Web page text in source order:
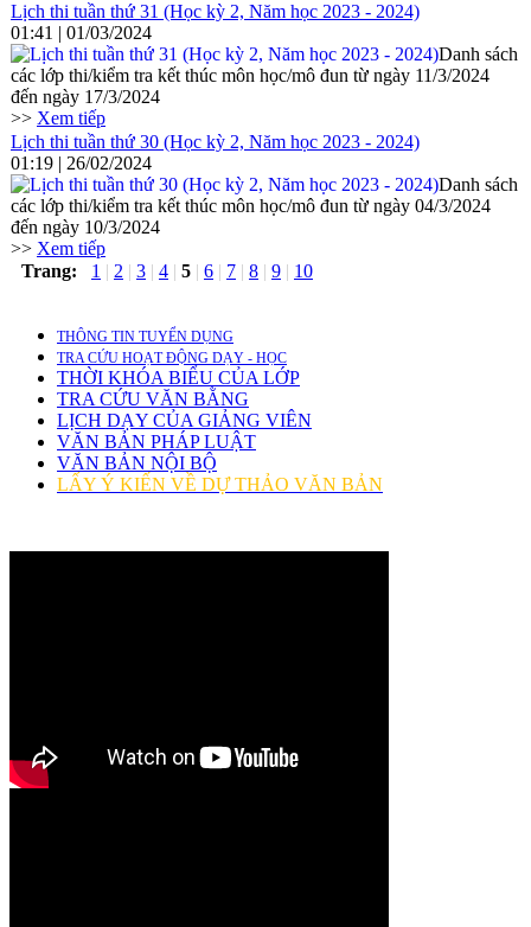
Lịch thi tuần thứ 31 (Học kỳ 2, Năm học 2023 - 2024)
01:41 | 01/03/2024
Danh sách
các lớp thi/kiểm tra kết thúc môn học/mô đun từ ngày 11/3/2024
đến ngày 17/3/2024
>> Xem tiếp
Lịch thi tuần thứ 30 (Học kỳ 2, Năm học 2023 - 2024)
01:19 | 26/02/2024
Danh sách
các lớp thi/kiểm tra kết thúc môn học/mô đun từ ngày 04/3/2024
đến ngày 10/3/2024
>> Xem tiếp
Trang: 1 | 2 | 3 | 4 | 5 | 6 | 7 | 8 | 9 | 10
THÔNG TIN TUYỂN DỤNG
TRA CỨU HOẠT ĐỘNG DẠY - HỌC
THỜI KHÓA BIỂU CỦA LỚP
TRA CỨU VĂN BẰNG
LỊCH DẠY CỦA GIẢNG VIÊN
VĂN BẢN PHÁP LUẬT
VĂN BẢN NỘI BỘ
LẤY Ý KIẾN VỀ DỰ THẢO VĂN BẢN